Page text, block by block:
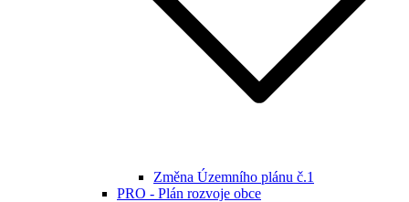
Změna Územního plánu č.1
PRO - Plán rozvoje obce